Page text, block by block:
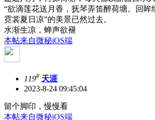
“欲滴莲花送月香，抚琴弄笛醉荷塘。回眸
霓裳夏日凉”的美景已然过去。
水渐生凉，蝉声欲褪
本帖来自微秘iOS端
119# 天涯
2023-8-24 09:45:04
留个脚印，慢慢看
本帖来自微秘iOS端